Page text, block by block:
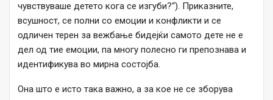
чувствуваше детето кога се изгуби?“). Приказните,
всушност, се полни со емоции и конфликти и се
одличен терен за вежбање бидејќи самото дете не е
дел од тие емоции, па многу полесно ги препознава и
идентификува во мирна состојба.
Она што е исто така важно, а за кое не се зборува